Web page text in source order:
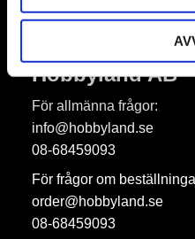
Hobbyland AB
För allmänna frågor:
info@hobbyland.se
08-68459093
För frågor om
order@hobbyland.se
08-68459093